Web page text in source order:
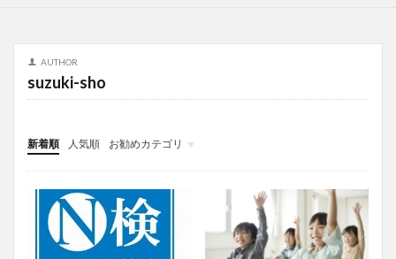
AUTHOR
suzuki-sho
新着順 人気順
お勧めカテゴリ
投稿
学び
マンガ
電子書籍